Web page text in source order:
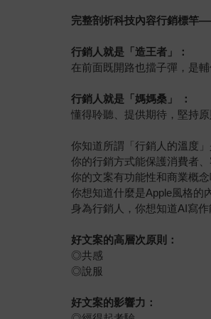
完整剖析科技內容行銷標竿
行銷人就是「造王者」：
在前面既開路也擋子彈，是
行銷人就是「媽媽桑」 ：
懂得聆聽、提供期待，堅持
你知道所謂「行銷人的溫度」
你的行銷方式能保護消費者
你的文案有功能性和商業概念
你想知道什麼是Apple風格的
身為行銷人，你想知道AI寫作
好文案的高層次原則：
◎共感
◎說服
好文案的影響力：